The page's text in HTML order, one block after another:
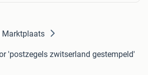
Marktplaats
'postzegels zwitserland gestempeld'